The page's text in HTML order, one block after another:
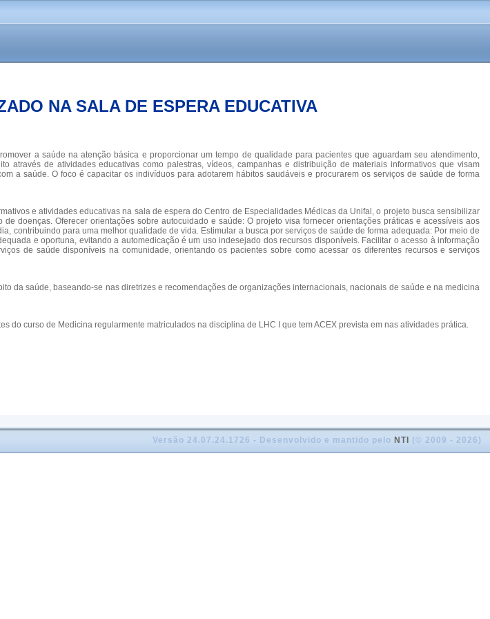
NA SALA DE ESPERA EDUCATIVA
a saúde na atenção básica e proporcionar um tempo de qualidade para pacientes que aguardam seu atendimento,
de atividades educativas como palestras, vídeos, campanhas e distribuição de materiais informativos que visam
a saúde. O foco é capacitar os indivíduos para adotarem hábitos saudáveis e procurarem os serviços de saúde de forma
e atividades educativas na sala de espera do Centro de Especialidades Médicas da Unifal, o projeto busca sensibilizar
doenças. Oferecer orientações sobre autocuidado e saúde: O projeto visa fornecer orientações práticas e acessíveis aos
contribuindo para uma melhor qualidade de vida. Estimular a busca por serviços de saúde de forma adequada: Por meio de
e oportuna, evitando a automedicação é um uso indesejado dos recursos disponíveis. Facilitar o acesso à informação
de saúde disponíveis na comunidade, orientando os pacientes sobre como acessar os diferentes recursos e serviços
da saúde, baseando-se nas diretrizes e recomendações de organizações internacionais, nacionais de saúde e na medicina
curso de Medicina regularmente matriculados na disciplina de LHC I que tem ACEX prevista em nas atividades prática.
Versão 24.07.24.1726 - Desenvolvido e mantido pelo NTI (© 2009 - 2026)